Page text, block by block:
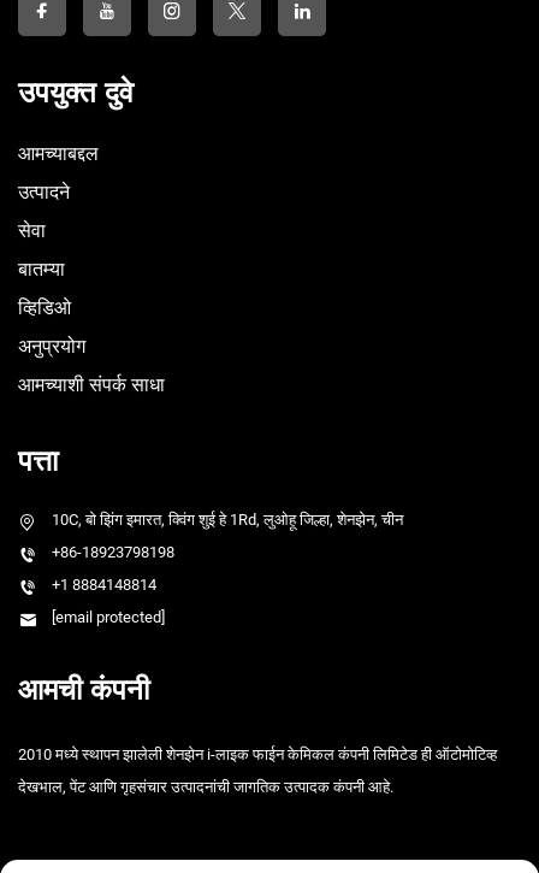
उपयुक्त दुवे
आमच्याबद्दल
उत्पादने
सेवा
बातम्या
व्हिडिओ
अनुप्रयोग
आमच्याशी संपर्क साधा
पत्ता
10C, बो झिंग इमारत, क्विंग शुई हे 1Rd, लुओहू जिल्हा, शेनझेन, चीन
+86-18923798198
+1 8884148814
[email protected]
आमची कंपनी
2010 मध्ये स्थापन झालेली शेनझेन i-लाइक फाईन केमिकल कंपनी लिमिटेड ही ऑटोमोटिव्ह
देखभाल, पेंट आणि गृहसंचार उत्पादनांची जागतिक उत्पादक कंपनी आहे.